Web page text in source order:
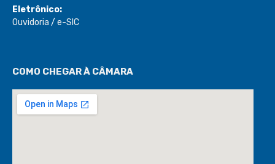
Eletrônico:
Ouvidoria / e-SIC
COMO CHEGAR À CÂMARA